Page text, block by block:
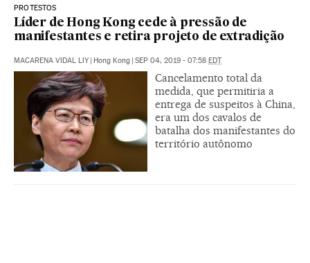
PROTESTOS
Líder de Hong Kong cede à pressão de
manifestantes e retira projeto de extradição
MACARENA VIDAL LIY | Hong Kong | SEP 04, 2019 - 07:58 EDT
Cancelamento total da
medida, que permitiria a
entrega de suspeitos à China,
era um dos cavalos de
batalha dos manifestantes do
território autônomo